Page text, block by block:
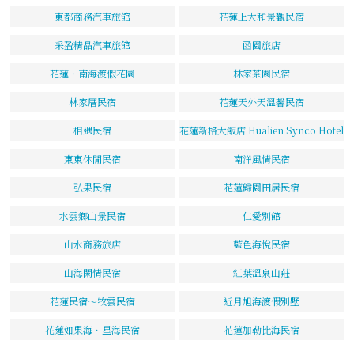
東都商務汽車旅館 花蓮上大和景觀民宿
采盈精品汽車旅館 函園旅店
花蓮‧南海渡假花園 林家茶園民宿
林家厝民宿 花蓮天外天溫馨民宿
相遇民宿 花蓮新格大飯店 Hualien Synco Hotel
東東休閒民宿 南洋風情民宿
弘果民宿 花蓮歸園田居民宿
水雲鄉山景民宿 仁愛別館
山水商務旅店 藍色海悅民宿
山海閑情民宿 紅葉溫泉山莊
花蓮民宿～牧雲民宿 近月旭海渡假別墅
花蓮如果海．星海民宿 花蓮加勒比海民宿